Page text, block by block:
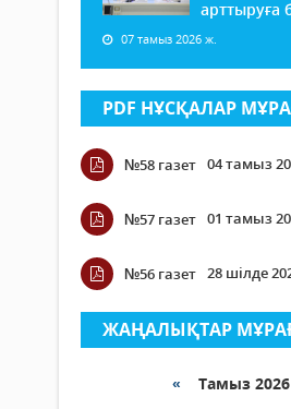
арттыруға
07 тамыз 2026 ж.
PDF НҰСҚАЛАР
№58 газет 04 тамыз
№57 газет 01 тамыз
№56 газет 28 шілде
ЖАҢАЛЫҚТАР
« Тамыз